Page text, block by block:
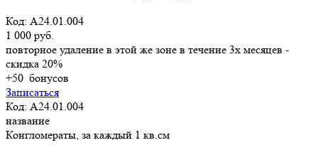
Код: A24.01.004
1 000 руб.
повторное удаление в этой же зоне в течение 3х месяцев -
скидка 20%
+50 бонусов
Записаться
Код: A24.01.004
название
Конгломераты, за каждый 1 кв.см